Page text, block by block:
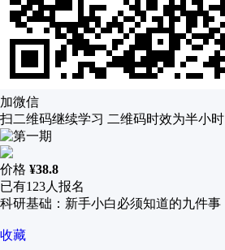
加微信
扫二维码继续学习 二维码时效为半小时
价格 ¥38.8
已有123人报名
科研基础：新手小白必须知道的九件事
收藏